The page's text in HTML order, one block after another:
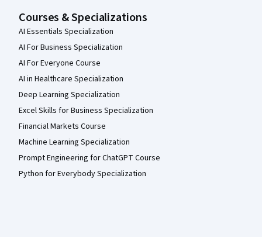
Courses & Specializations
AI Essentials Specialization
AI For Business Specialization
AI For Everyone Course
AI in Healthcare Specialization
Deep Learning Specialization
Excel Skills for Business Specialization
Financial Markets Course
Machine Learning Specialization
Prompt Engineering for ChatGPT Course
Python for Everybody Specialization